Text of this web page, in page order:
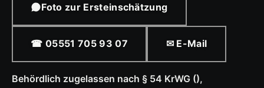
Foto zur Ersteinschätzung
☎ 05551 705 93 07 ✉ E-Mail
Behördlich zugelassen nach § 54 KrWG (),